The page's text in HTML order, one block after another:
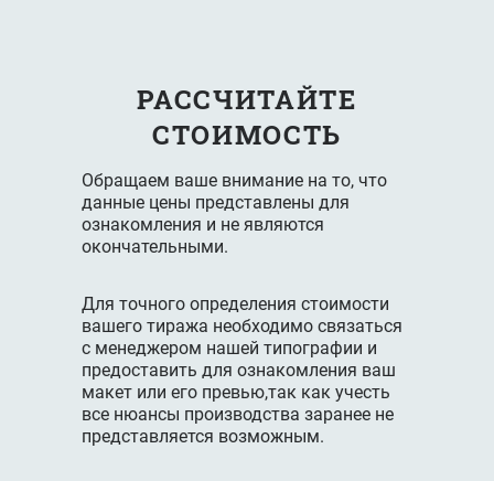
обложка -
меловання
бумага 300
полосы 4+4,
ламинация
1+0,
брошюровка
27650 ₽
РАССЧИТАЙТЕ
СТОИМОСТЬ
Обращаем ваше внимание на то, что
данные цены представлены для
ознакомления и не являются
окончательными.
Для точного определения стоимости
вашего тиража необходимо связаться
с менеджером нашей типографии и
предоставить для ознакомления ваш
макет или его превью,так как учесть
все нюансы производства заранее не
представляется возможным.